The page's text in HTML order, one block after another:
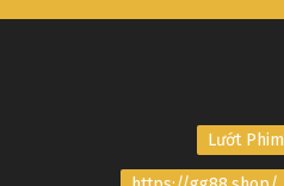
Lướt Phim